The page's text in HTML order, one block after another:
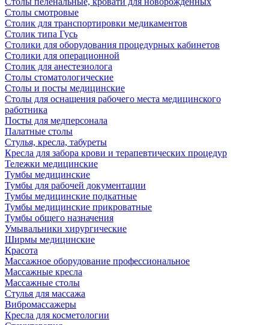
Столы смотровые
Столик для транспортировки медикаментов
Столик типа Гусь
Столики для оборудования процедурных кабинетов
Столики для операционной
Столик для анестезиолога
Столы стоматологические
Столы и посты медицинские
Столы для оснащения рабочего места медицинского
работника
Посты для медперсонала
Палатные столы
Стулья, кресла, табуреты
Кресла для забора крови и терапевтических процедур
Тележки медицинские
Тумбы медицинские
Тумбы для рабочей документации
Тумбы медицинские подкатные
Тумбы медицинские прикроватные
Тумбы общего назначения
Умывальники хирургические
Ширмы медицинские
Красота
Массажное оборудование профессиональное
Массажные кресла
Массажные столы
Стулья для массажа
Вибромассажеры
Кресла для косметологии